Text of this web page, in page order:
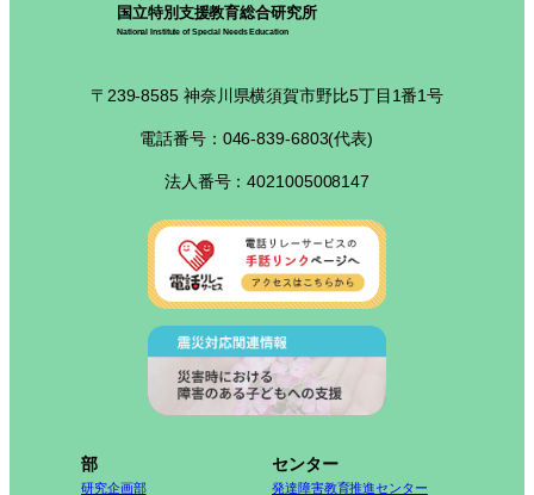
国立特別支援教育総合研究所
National Institute of Special Needs Education
〒239-8585 神奈川県横須賀市野比5丁目1番1号
電話番号：046-839-6803(代表)
法人番号：4021005008147
部
研究企画部
センター
発達障害教育推進センター